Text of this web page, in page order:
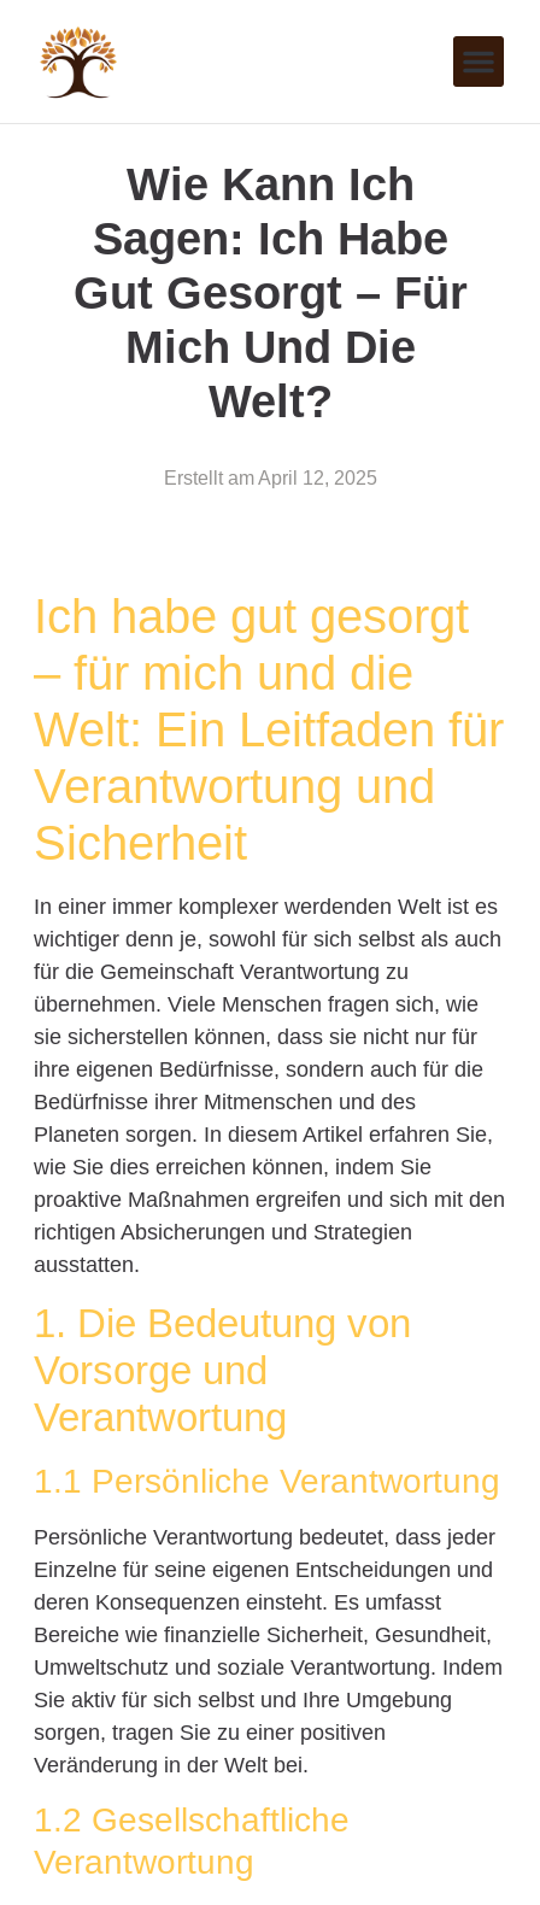
Wie Kann Ich
Sagen: Ich Habe
Gut Gesorgt – Für
Mich Und Die
Welt?
Erstellt am April 12, 2025
Ich habe gut gesorgt
– für mich und die
Welt: Ein Leitfaden für
Verantwortung und
Sicherheit
In einer immer komplexer werdenden Welt ist es
wichtiger denn je, sowohl für sich selbst als auch
für die Gemeinschaft Verantwortung zu
übernehmen. Viele Menschen fragen sich, wie
sie sicherstellen können, dass sie nicht nur für
ihre eigenen Bedürfnisse, sondern auch für die
Bedürfnisse ihrer Mitmenschen und des
Planeten sorgen. In diesem Artikel erfahren Sie,
wie Sie dies erreichen können, indem Sie
proaktive Maßnahmen ergreifen und sich mit den
richtigen Absicherungen und Strategien
ausstatten.
1. Die Bedeutung von
Vorsorge und
Verantwortung
1.1 Persönliche Verantwortung
Persönliche Verantwortung bedeutet, dass jeder
Einzelne für seine eigenen Entscheidungen und
deren Konsequenzen einsteht. Es umfasst
Bereiche wie finanzielle Sicherheit, Gesundheit,
Umweltschutz und soziale Verantwortung. Indem
Sie aktiv für sich selbst und Ihre Umgebung
sorgen, tragen Sie zu einer positiven
Veränderung in der Welt bei.
1.2 Gesellschaftliche
Verantwortung